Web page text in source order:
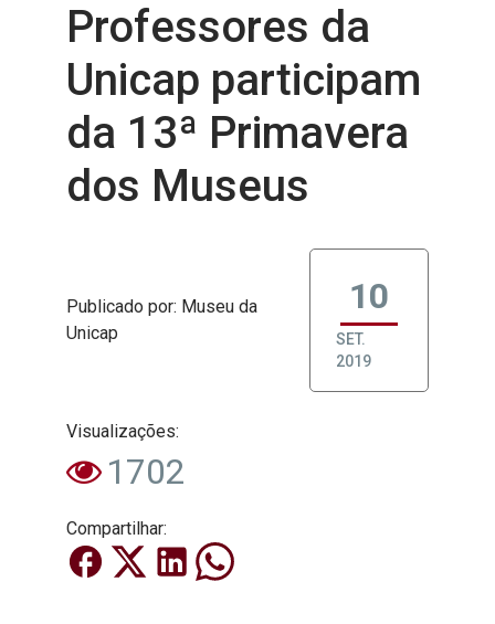
Professores da
Unicap participam
da 13ª Primavera
dos Museus
Publicado por: Museu da
Unicap
10
SET.
2019
Visualizações:
1702
Compartilhar: